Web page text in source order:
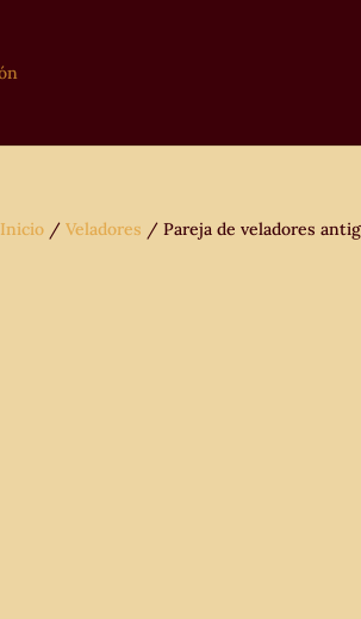
Inicio /Veladores / Pareja de veladores